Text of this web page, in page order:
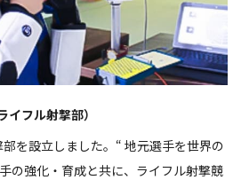
イフル射撃部）
を設立しました。“ 地元選手を世界の
の強化・育成と共に、ライフル射撃競